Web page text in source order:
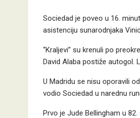
Sociedad je poveo u 16.
asistenciju sunarodnjaka
“Kraljevi” su krenuli po
David Alaba postiže autogol.
U Madridu se nisu oporavili
vodio Sociedad u narednu
Prvo je Jude Bellingham u